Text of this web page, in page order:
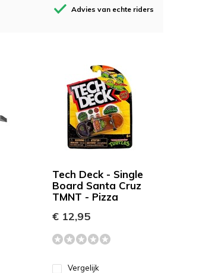
Advies van echte riders
Tech Deck - Single
Board Santa Cruz
TMNT - Pizza
€ 12,95
Vergelijk